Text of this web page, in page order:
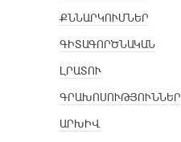
ՔՆՆԱՐԿՈՒՄՆԵՐ
ԳԻՏԱԳՈՐԾՆԱԿԱՆ
ԼՐԱՏՈՒ
ԳՐԱԽՈՍՈՒԹՅՈՒՆՆԵՐ
ԱՐԽԻՎ